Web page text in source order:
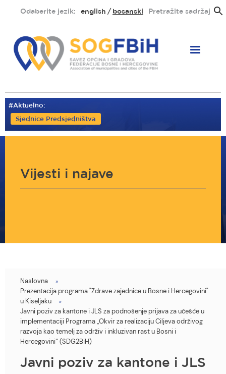
sadržaj
Odaberite jezik: english bosanski Pretražite sadržaj
#Aktuelno:
Sjednice Predsjedništva
Vijesti i najave
You
are
here
Naslovna
Prezentacija programa "Zdrave zajednice u Bosne i Hercegovini"
u Kiseljaku
Javni poziv za kantone i JLS za podnošenje prijava za učešće u
implementaciji Programa „Okvir za realizaciju Ciljeva održivog
razvoja kao temelj za održiv i inkluzivan rast u Bosni i
Hercegovini“ (SDG2BiH)
Javni poziv za kantone i JLS